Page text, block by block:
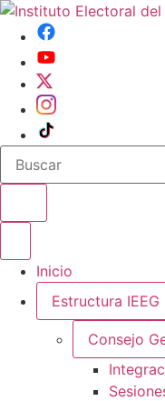
Buscar en el sitio
Inicio
Estructura IEEG
Consejo